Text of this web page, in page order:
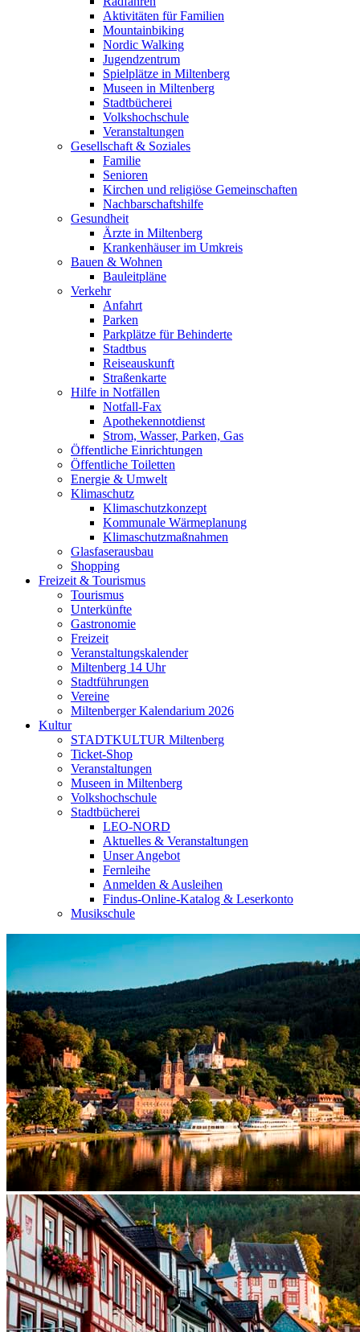
Aktivitäten für Familien
Mountainbiking
Nordic Walking
Jugendzentrum
Spielplätze in Miltenberg
Museen in Miltenberg
Stadtbücherei
Volkshochschule
Veranstaltungen
Gesellschaft & Soziales
Familie
Senioren
Kirchen und religiöse Gemeinschaften
Nachbarschaftshilfe
Gesundheit
Ärzte in Miltenberg
Krankenhäuser im Umkreis
Bauen & Wohnen
Bauleitpläne
Verkehr
Anfahrt
Parken
Parkplätze für Behinderte
Stadtbus
Reiseauskunft
Straßenkarte
Hilfe in Notfällen
Notfall-Fax
Apothekennotdienst
Strom, Wasser, Parken, Gas
Öffentliche Einrichtungen
Öffentliche Toiletten
Energie & Umwelt
Klimaschutz
Klimaschutzkonzept
Kommunale Wärmeplanung
Klimaschutzmaßnahmen
Glasfaserausbau
Shopping
Freizeit & Tourismus
Tourismus
Unterkünfte
Gastronomie
Freizeit
Veranstaltungskalender
Miltenberg 14 Uhr
Stadtführungen
Vereine
Miltenberger Kalendarium 2026
Kultur
STADTKULTUR Miltenberg
Ticket-Shop
Veranstaltungen
Museen in Miltenberg
Volkshochschule
Stadtbücherei
LEO-NORD
Aktuelles & Veranstaltungen
Unser Angebot
Fernleihe
Anmelden & Ausleihen
Findus-Online-Katalog & Leserkonto
Musikschule